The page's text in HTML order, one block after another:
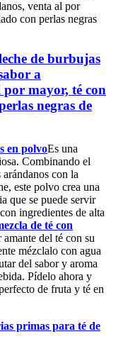
de burbujas
a
mayor, té con
negras de
en polvoEs una
Combinando el
con la
este polvo crea una
que se puede servir
ingredientes de alta
de té con
del té con su
mézclalo con agua
del sabor y aroma
Pídelo ahora y
de fruta y té en
primas para té de